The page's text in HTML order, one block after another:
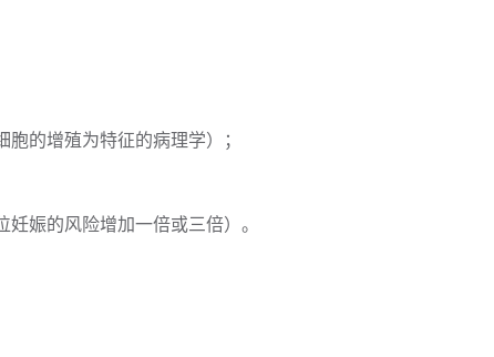
的增殖为特征的病理学）；
娠的风险增加一倍或三倍）。